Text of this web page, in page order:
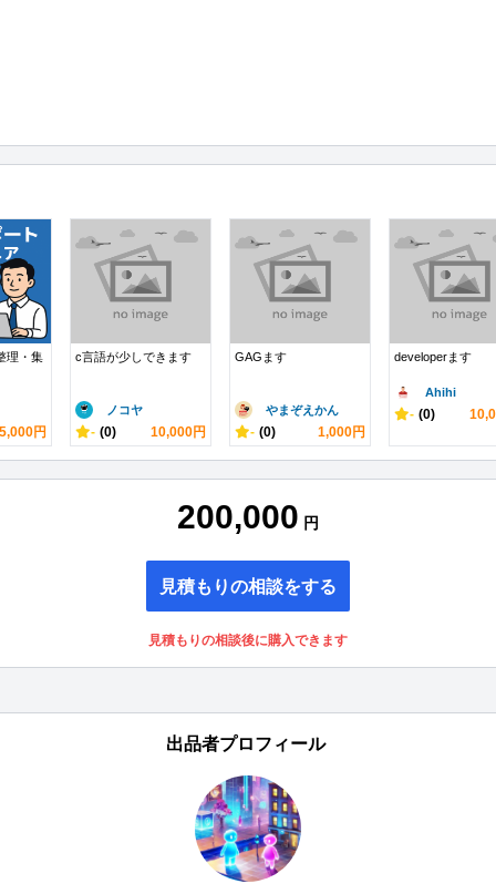
理・集
5,000円
c言語が少しできます
ノコヤ
- (0) 10,000円
GAGます
やまぞえかん
- (0) 1,000円
developerます
Ahihi
- (0)
200,000 円
見積もりの相談をする
見積もりの相談後に購入できます
出品者プロフィール